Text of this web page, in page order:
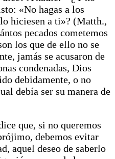
«No hagas a los
hiciesen a ti»? (Matth.,
pecados cometemos
los que de ello no se
jamás se acusaron de
condenadas, Dios
debidamente, o no
debía ser su manera de
que, si no queremos
debemos evitar
aquel deseo de saberlo